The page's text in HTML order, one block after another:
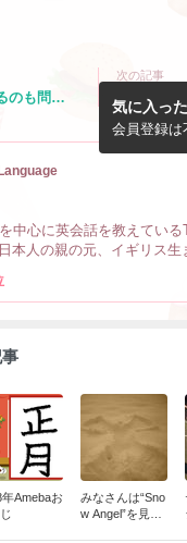
のも問
次の記事
待ち時間
ー
中心に英会話を教えている
本人の親の元、イギリス生
けでなく、文化や英語の微
も教えています。
気に入っ
会員登録は
Amebaお
みなさんは“Sno
w Angel”を見た